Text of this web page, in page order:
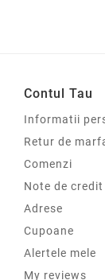
Contul Tau
Informatii
Retur de
Comenzi
Note de credit
Adrese
Cupoane
Alertele mele
My reviews